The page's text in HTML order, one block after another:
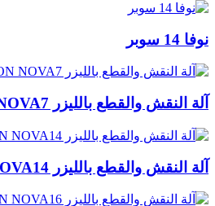
نوفا 14 سوبر
آلة النقش والقطع بالليزر AEON NOVA7
آلة النقش والقطع بالليزر AEON NOVA14